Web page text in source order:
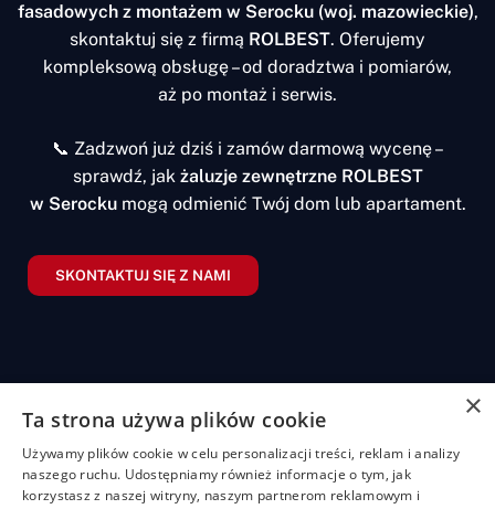
fasadowych z montażem w Serocku (woj. mazowieckie),
skontaktuj się z firmą ROLBEST. Oferujemy
kompleksową obsługę – od doradztwa i pomiarów,
aż po montaż i serwis.
📞 Zadzwoń już dziś i zamów darmową wycenę –
sprawdź, jak żaluzje zewnętrzne ROLBEST
w Serockumogą odmienić Twój dom lub apartament.
SKONTAKTUJ SIĘ Z NAMI
+48
507
Żaluzje
Żaluzje
bambusowe
Rolety
Rolety
dzień/noc
Pozostałe
Shuttersy
Markizy
Menu
Strona
główna
linki
Polityka
×
Ta strona używa plików cookie
Używamy plików cookie w celu personalizacji treści, reklam i analizy
naszego ruchu. Udostępniamy również informacje o tym, jak
korzystasz z naszej witryny, naszym partnerom reklamowym i